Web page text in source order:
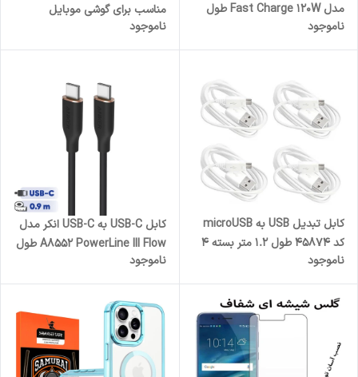
مدل Fast Charge 120W طول
1.5 متر
ناموجود
مناسب برای گوشی موبایل
سامسونگ Galaxy A54
ناموجود
کابل تبدیل USB به microUSB
کد 45874 طول 1.2 متر بسته 4
عددی
ناموجود
کابل USB-C به USB-C انکر مدل
A8552 PowerLine III Flow طول
0.9 متر
ناموجود